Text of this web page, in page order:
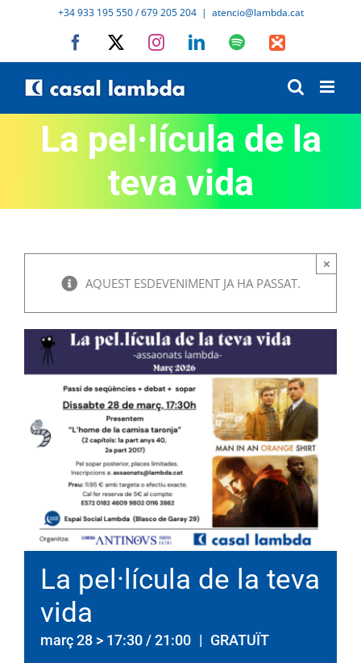
+34 933 195 550 / 679 205 204 | atencio@lambda.cat
Facebook InstagramLinkedInSpotifyIVoox
La pel·lícula de la
teva vida
AQUEST ESDEVENIMENT JA HA PASSAT.
×
La pel·lícula de la teva
vida
març 28 > 17:30/21:00 | GRATUÏT